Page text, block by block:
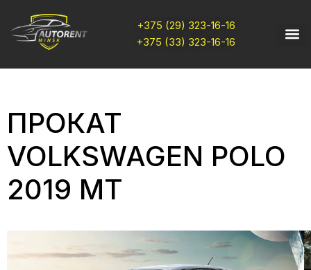
+375 (29) 323-16-16
+375 (33) 323-16-16
ПРОКАТ
VOLKSWAGEN POLO
2019 MT